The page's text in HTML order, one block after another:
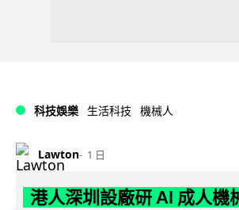
科技娛樂 生活科技 機械人
Lawton 1 日
港人深圳設廠研 AI 成人機